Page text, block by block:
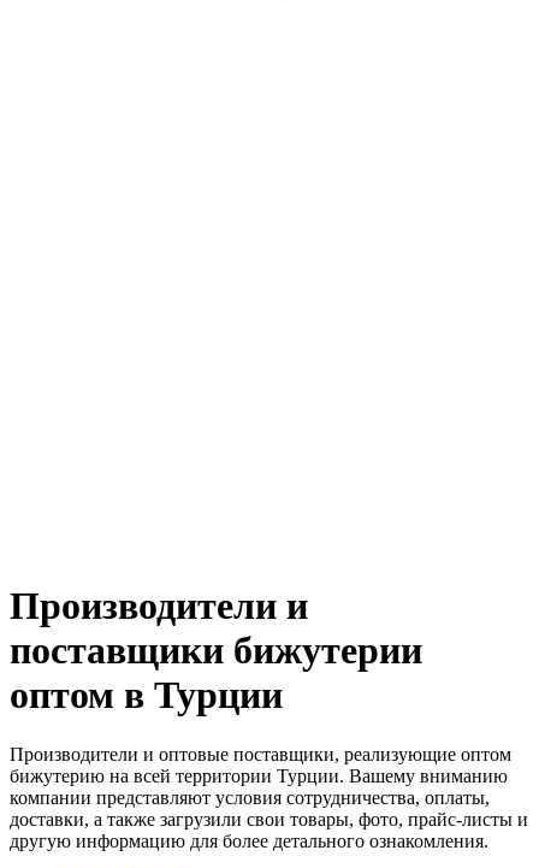
Производители и
поставщики бижутерии
оптом в Турции
Производители и оптовые поставщики, реализующие оптом
бижутерию на всей территории Турции. Вашему вниманию
компании представляют условия сотрудничества, оплаты,
доставки, а также загрузили свои товары, фото, прайс-листы и
другую информацию для более детального ознакомления.